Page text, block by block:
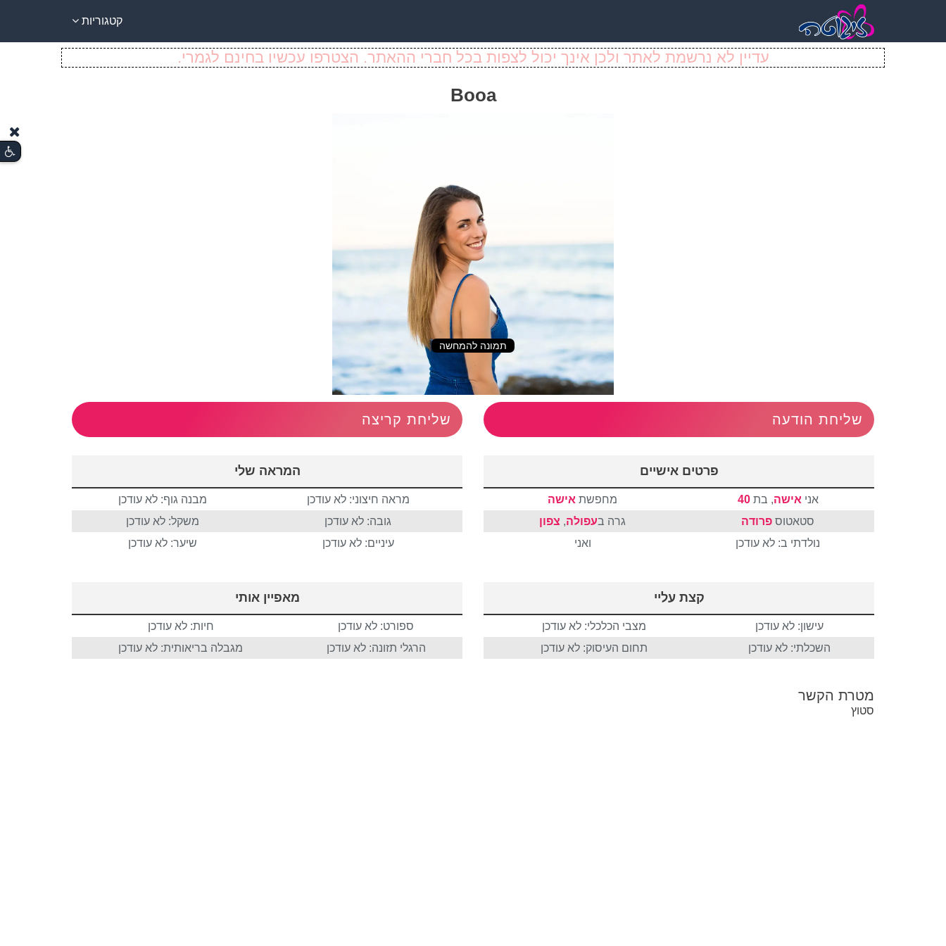
קטגוריות
עדיין לא נרשמת לאתר ולכן אינך יכול לצפות בכל חברי ההאתר. הצטרפו עכשיו בחינם לגמרי.
Booa
תמונה להמחשה
שליחת הודעה שליחת קריצה
פרטים אישיים
אני אישה, בת40 מחפשת אישה
סטאטוס פרודה גרה בעפולה, צפון
נולדתי ב: לא עודכן
ואני
המראה שלי
מראה חיצוני: לא עודכן
מבנה גוף: לא עודכן
גובה: לא עודכן
משקל: לא עודכן
עיניים: לא עודכן
שיער: לא עודכן
קצת עליי
עישון: לא עודכן
מצבי הכלכלי: לא עודכן
השכלתי: לא עודכן
תחום העיסוק: לא עודכן
מאפיין אותי
ספורט: לא עודכן
חיות: לא עודכן
הרגלי תזונה: לא עודכן
מגבלה בריאותית: לא עודכן
מטרת הקשר
סטוץ